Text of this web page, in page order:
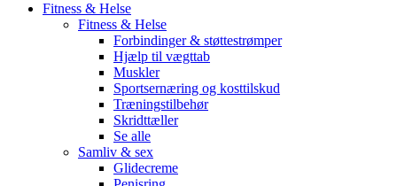
Fitness & Helse
Fitness & Helse
Forbindinger & støttestrømper
Hjælp til vægttab
Muskler
Sportsernæring og kosttilskud
Træningstilbehør
Skridttæller
Se alle
Samliv & sex
Glidecreme